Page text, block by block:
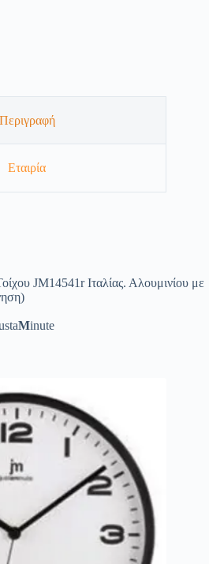
Περιγραφή
Εταιρία
JM14541r Ιταλίας. Αλουμινίου με
Minute